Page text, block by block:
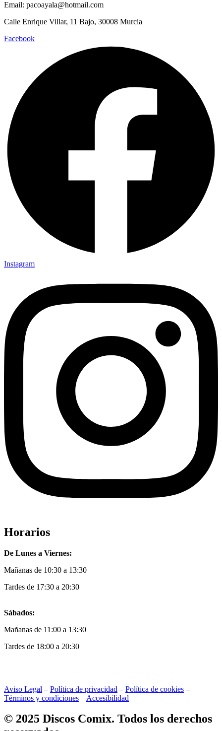
Email: pacoayala@hotmail.com
Calle Enrique Villar, 11 Bajo, 30008 Murcia
Facebook
Instagram
Horarios
De Lunes a Viernes:
Mañanas de 10:30 a 13:30
Tardes de 17:30 a 20:30
Sábados:
Mañanas de 11:00 a 13:30
Tardes de 18:00 a 20:30
Aviso Legal – Política de privacidad – Política de cookies –
Términos y condiciones – Accesibilidad
© 2025 Discos Comix. Todos los derechos